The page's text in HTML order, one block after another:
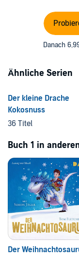
Danach
Ähnliche Serien
Der kleine Drache
Kokosnuss
36 Titel
Buch 1 in
Der